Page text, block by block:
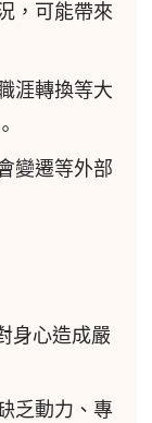
，可能帶來
涯轉換等大
變遷等外部
身心造成嚴
乏動力、專